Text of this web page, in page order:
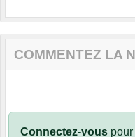
COMMENTEZ LA
Connectez-vous